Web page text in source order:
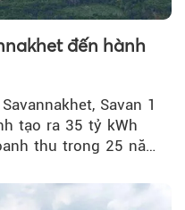
đến hành
Savan 1
tạo ra 35 tỷ kWh
thu trong 25 năm